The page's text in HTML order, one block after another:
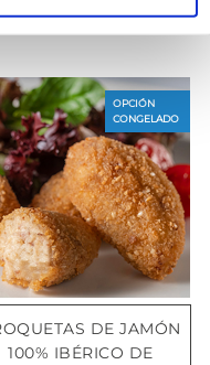
DE JAMÓN
100% IBÉRICO DE
OPCIÓN
CONGELADO